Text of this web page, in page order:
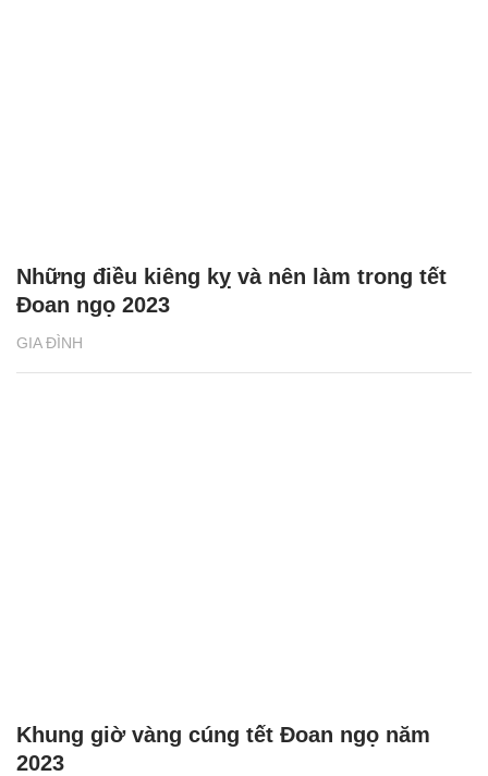
GIA ĐÌNH
Những điều kiêng kỵ và nên làm trong tết
Đoan ngọ 2023
Khung giờ vàng cúng tết Đoan ngọ năm
2023